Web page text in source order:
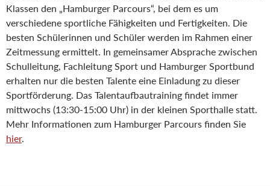
Klassen den „Hamburger Parcours“, bei dem es um
verschiedene sportliche Fähigkeiten und Fertigkeiten. Die
besten Schülerinnen und Schüler werden im Rahmen einer
Zeitmessung ermittelt. In gemeinsamer Absprache zwischen
Schulleitung, Fachleitung Sport und Hamburger Sportbund
erhalten nur die besten Talente eine Einladung zu dieser
Sportförderung. Das Talentaufbautraining findet immer
mittwochs (13:30-15:00 Uhr) in der kleinen Sporthalle statt.
Mehr Informationen zum Hamburger Parcours finden Sie
hier.